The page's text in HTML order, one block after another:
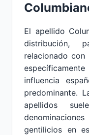
El apellido
distribución,
relacionado con
influencia
predominante.
apellidos
gentilicios en